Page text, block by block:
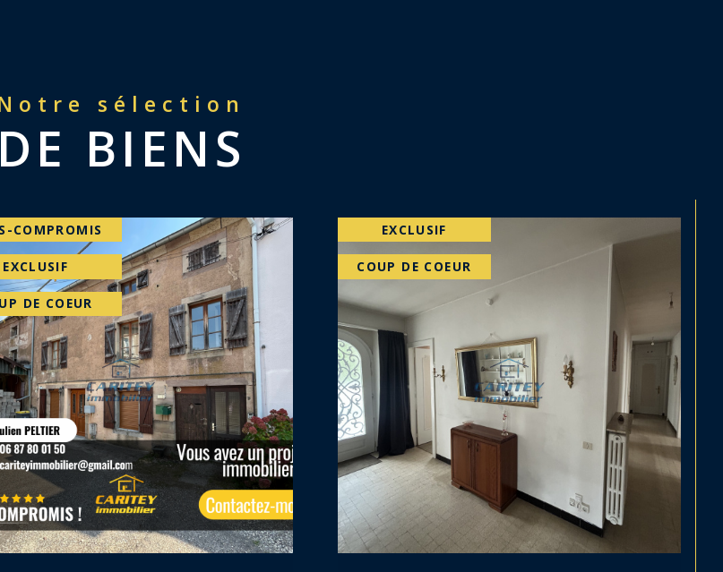
Notre sélection
DE BIENS
COUP DE COEUR
COUP DE COEUR